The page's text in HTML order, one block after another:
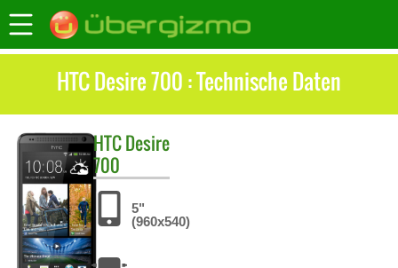
HTC Desire 700 : Technische Daten
HTCDesire
700
5"
(960x540)